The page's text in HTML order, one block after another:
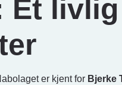
Et
er kjent for Bjerke